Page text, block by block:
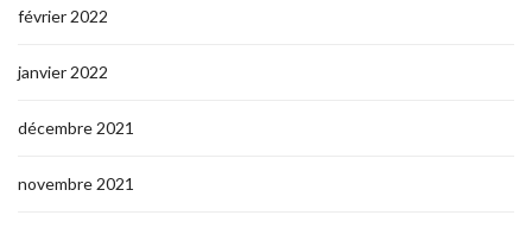
février 2022
janvier 2022
décembre 2021
novembre 2021